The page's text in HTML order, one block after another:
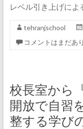
レベル引き上げによ
tehranjschool
コメントはまだあ
校長室から
開放で自習
整する学び